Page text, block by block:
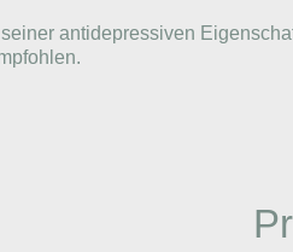
antidepressiven